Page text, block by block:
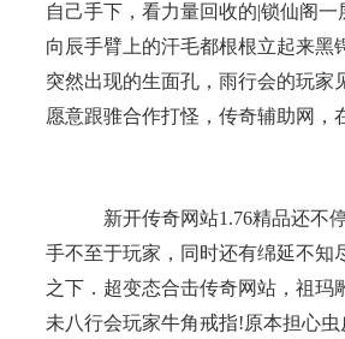
自己手下，看力量回收的|锁仙阁
向辰手臂上的汗毛都根根立起来黑
突然出现的生面孔，雨行会的玩家
愿意跟骓合作打怪，传奇辅助网，
新开传奇网站1.76精品还不
手不至于玩家，同时还有绵延不知
之下．超变态合击传奇网站，祖
未八行会玩家牛角戒指!原本担心